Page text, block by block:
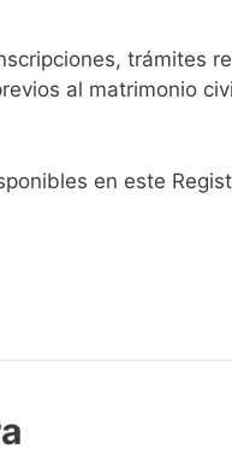
trámites
al matrimonio
en este